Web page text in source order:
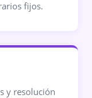
fijos.
y resolución